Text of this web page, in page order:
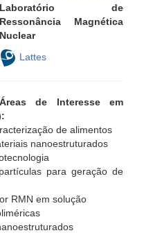
Laboratório de
Ressonância Magnética
Nuclear
Lattes
Áreas de Interesse em
de alimentos
nanoestruturados
para geração de
RMN em solução